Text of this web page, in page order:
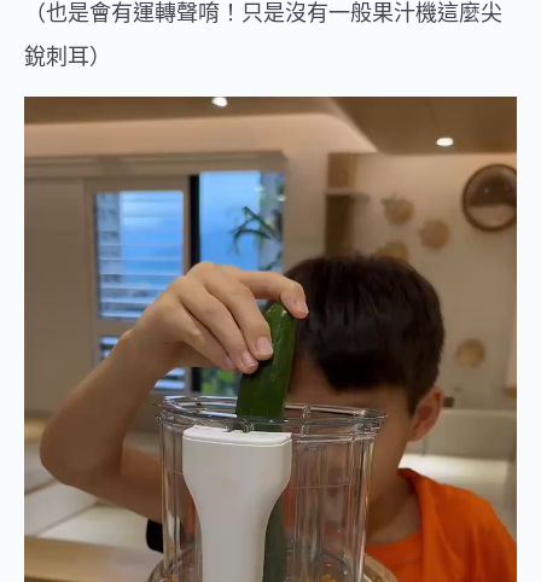
（也是會有運轉聲唷！只是沒有一般果汁機這麼尖
銳刺耳）